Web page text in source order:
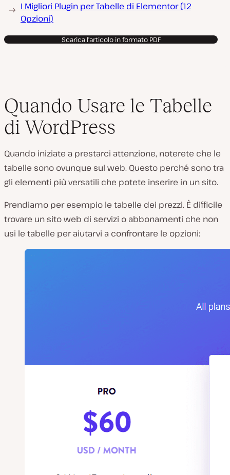
I Migliori Plugin per Tabelle di Elementor (12
Opzioni)
Scarica l'articolo in formato PDF
Quando Usare le Tabelle
di WordPress
Quando iniziate a prestarci attenzione, noterete che le
tabelle sono ovunque sul web. Questo perché sono tra
gli elementi più versatili che potete inserire in un sito.
Prendiamo per esempio le tabelle dei prezzi. È difficile
trovare un sito web di servizi o abbonamenti che non
usi le tabelle per aiutarvi a confrontare le opzioni: